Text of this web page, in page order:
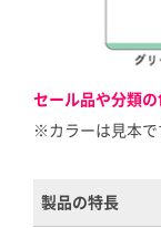
セール品や分類の
※カラーは見本で
製品の特長